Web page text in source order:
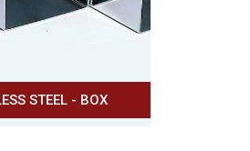
STEEL ANGLE